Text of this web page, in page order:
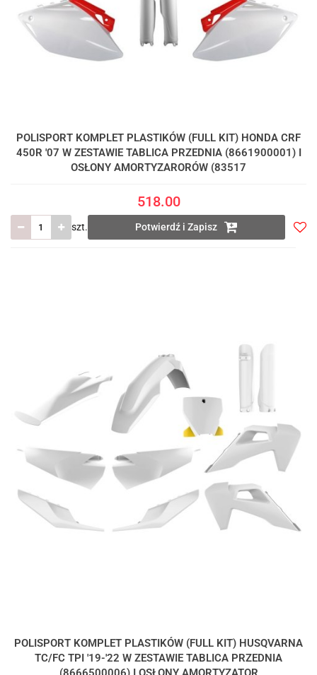
POLISPORT KOMPLET PLASTIKÓW (FULL KIT) HONDA CRF
450R '07 W ZESTAWIE TABLICA PRZEDNIA (8661900001) I
OSŁONY AMORTYZARORÓW (83517
518.00
szt. Potwierdź i Zapisz
POLISPORT KOMPLET PLASTIKÓW (FULL KIT) HUSQVARNA
TC/FC TPI '19-'22 W ZESTAWIE TABLICA PRZEDNIA